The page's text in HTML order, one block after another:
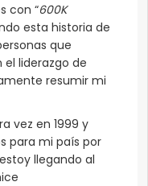
con “600K
esta historia de
que
liderazgo de
resumir mi
vez en 1999 y
para mi país por
llegando al